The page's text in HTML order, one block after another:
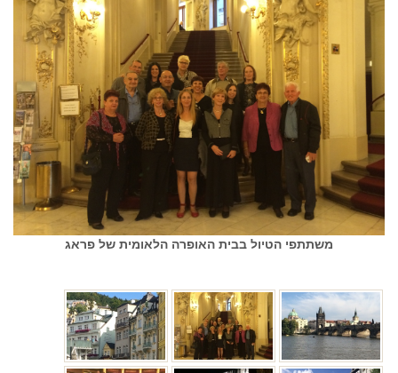
משתתפי הטיול בבית האופרה הלאומית של פראג